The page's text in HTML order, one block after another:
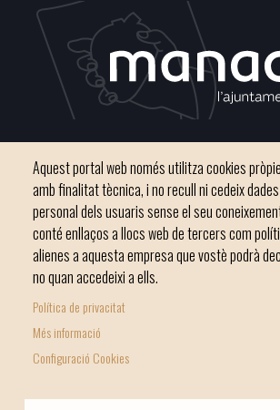
Footer
menu
-
Inici Ajuntament El nostre municipi
Telèfon 971 84 91 00 - CIF:
Aquest portal web només utilitza cookies
amb finalitat tècnica, i no recull ni cedeix
personal dels usuaris sense el seu
conté enllaços a llocs web de tercers com
alienes a aquesta empresa que vostè podrà
no quan accedeixi a ells.
Política de privacitat
Més informació
Configuració Cookies
© Ajuntament de Manacor